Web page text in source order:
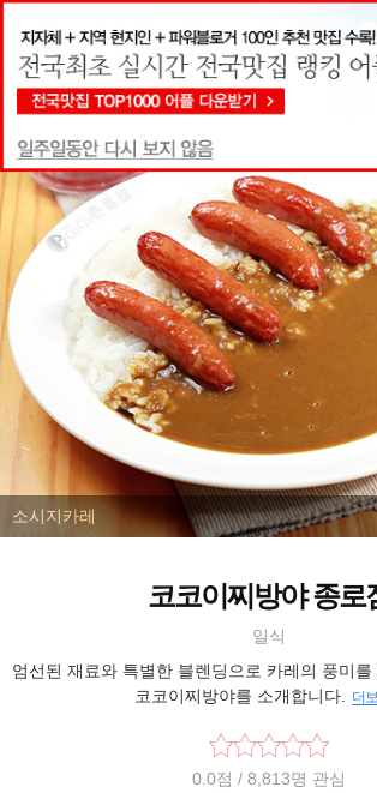
맛집상세정보
소시지카레
코코이찌방야 종로
일식
엄선된 재료와 특별한 블렌딩으로 카레의 풍미
코코이찌방야를 소개합니다.
더
0.0점 / 8,813명 관심